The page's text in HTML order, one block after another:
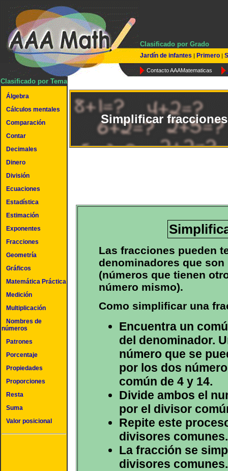
Clasificado por Grado
Jardín de infantes | Primero |
Contacto AAAMatematicas
Clasificado por Tema
Álgebra
Cálculos mentales
Comparación
Contar
Decimales
Dinero
División
Ecuaciones
Estadística
Estimación
Exponentes
Fracciones
Geometría
Gráficos
Matemática Práctica
Medición
Multiplicación
Nombres de
números
Patrones
Porcentaje
Propiedades
Proporciones
Resta
Suma
Valor posicional
Simplificar fracciones
Las fracciones pueden
denominadores que
(números que tienen
número mismo).
Como simplificar una
Encuentra un
del denominador.
número que se
por los dos
común de 4 y 14.
Divide ambos el
por el divisor
Repite este
divisores comunes.
La fracción se
divisores comunes.